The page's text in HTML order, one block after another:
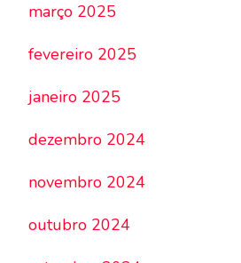
março 2025
fevereiro 2025
janeiro 2025
dezembro 2024
novembro 2024
outubro 2024